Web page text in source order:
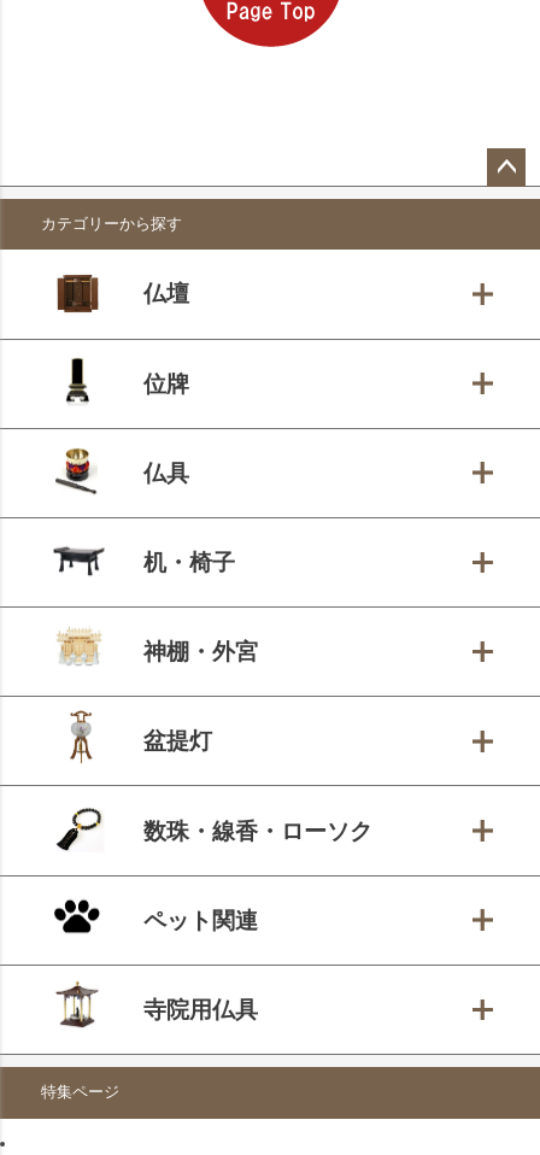
ペー
ップ
カテゴリーから探す
仏壇
位牌
仏具
机・椅子
神棚・外宮
盆提灯
数珠・線香・ローソク
ペット関連
寺院用仏具
特集ページ